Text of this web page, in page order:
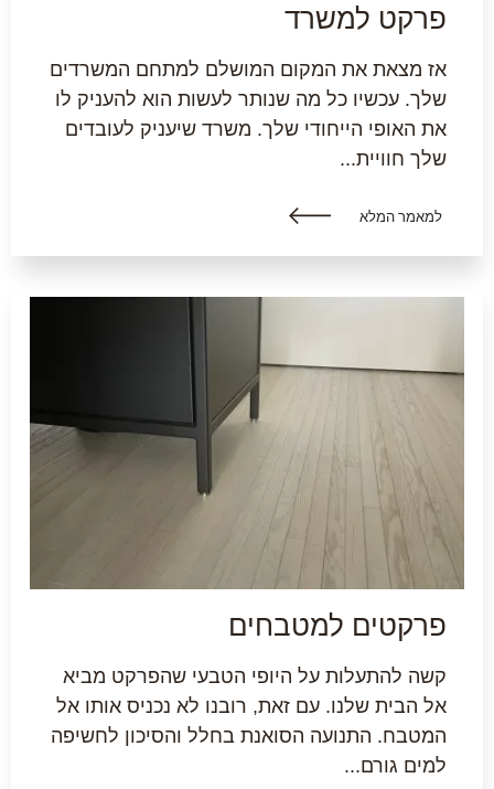
פרקט למשרד
אז מצאת את המקום המושלם למתחם המשרדים
שלך. עכשיו כל מה שנותר לעשות הוא להעניק לו
את האופי הייחודי שלך. משרד שיעניק לעובדים
שלך חוויית...
למאמר המלא
פרקטים למטבחים
קשה להתעלות על היופי הטבעי שהפרקט מביא
אל הבית שלנו. עם זאת, רובנו לא נכניס אותו אל
המטבח. התנועה הסואנת בחלל והסיכון לחשיפה
למים גורם...